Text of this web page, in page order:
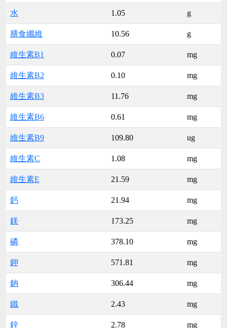
水 1.05 g
膳食纖維 10.56 g
維生素B1 0.07 mg
維生素B2 0.10 mg
維生素B3 11.76 mg
維生素B6 0.61 mg
維生素B9 109.80 ug
維生素C 1.08 mg
維生素E 21.59 mg
鈣 21.94 mg
鎂 173.25 mg
磷 378.10 mg
鉀 571.81 mg
鈉 306.44 mg
鐵 2.43 mg
鋅 2.78 mg